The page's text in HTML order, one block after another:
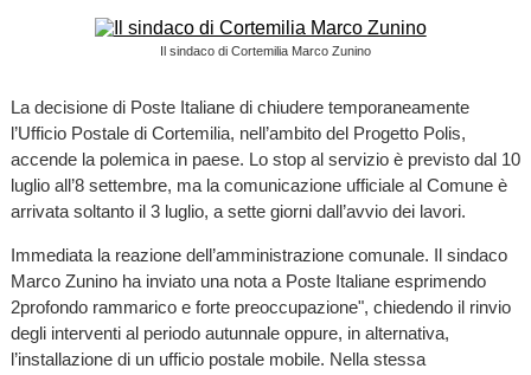
Il sindaco di Cortemilia Marco Zunino
La decisione di Poste Italiane di chiudere temporaneamente
l’Ufficio Postale di Cortemilia, nell’ambito del Progetto Polis,
accende la polemica in paese. Lo stop al servizio è previsto dal 10
luglio all’8 settembre, ma la comunicazione ufficiale al Comune è
arrivata soltanto il 3 luglio, a sette giorni dall’avvio dei lavori.
Immediata la reazione dell’amministrazione comunale. Il sindaco
Marco Zunino ha inviato una nota a Poste Italiane esprimendo
2profondo rammarico e forte preoccupazione", chiedendo il rinvio
degli interventi al periodo autunnale oppure, in alternativa,
l’installazione di un ufficio postale mobile. Nella stessa